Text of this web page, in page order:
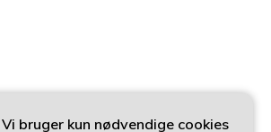
Vi bruger kun nødvendige cookies